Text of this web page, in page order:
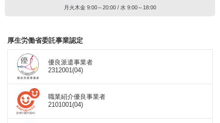
月火木金 9:00～20:00 / 水 9:00～18:00
厚生労働省委託事業認定
優良派遣事業者
2312001(04)
職業紹介優良事業者
2101001(04)